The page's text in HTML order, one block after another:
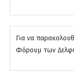
Για να
Φόρουμ των